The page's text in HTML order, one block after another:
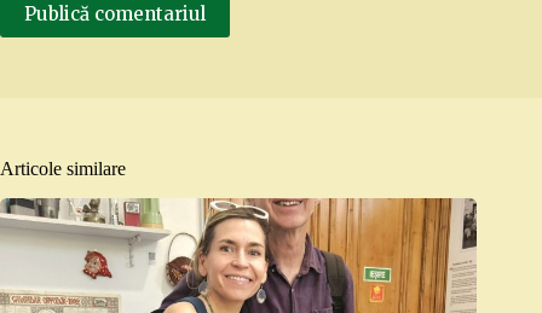
Publică comentariul
Articole similare